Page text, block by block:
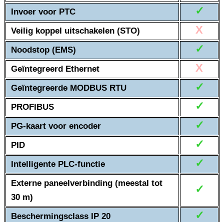
Invoer voor PTC ✓
Veilig koppel uitschakelen (STO) X
Noodstop (EMS) ✓
Geïntegreerd Ethernet X
Geïntegreerde MODBUS RTU ✓
PROFIBUS ✓
PG-kaart voor encoder ✓
PID ✓
Intelligente PLC-functie ✓
Externe paneelverbinding (meestal tot
30 m)
✓
Beschermingsclass IP 20 ✓